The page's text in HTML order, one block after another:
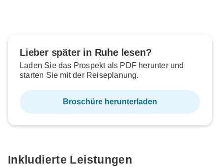
Lieber später in Ruhe lesen?
Laden Sie das Prospekt als PDF herunter und
starten Sie mit der Reiseplanung.
Broschüre herunterladen
Inkludierte Leistungen